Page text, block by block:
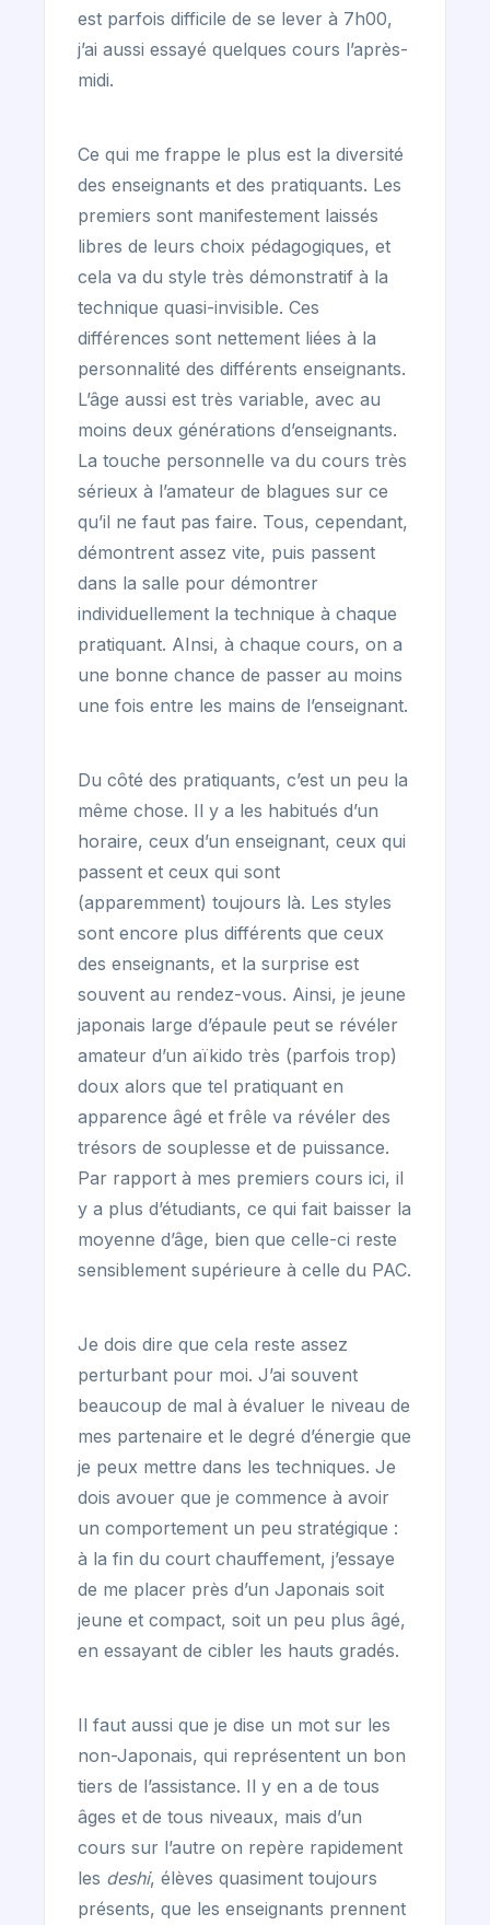
est parfois difficile de se lever à 7h00,
j’ai aussi essayé quelques cours l’après-
midi.
Ce qui me frappe le plus est la diversité
des enseignants et des pratiquants. Les
premiers sont manifestement laissés
libres de leurs choix pédagogiques, et
cela va du style très démonstratif à la
technique quasi-invisible. Ces
différences sont nettement liées à la
personnalité des différents enseignants.
L’âge aussi est très variable, avec au
moins deux générations d’enseignants.
La touche personnelle va du cours très
sérieux à l’amateur de blagues sur ce
qu’il ne faut pas faire. Tous, cependant,
démontrent assez vite, puis passent
dans la salle pour démontrer
individuellement la technique à chaque
pratiquant. AInsi, à chaque cours, on a
une bonne chance de passer au moins
une fois entre les mains de l’enseignant.
Du côté des pratiquants, c’est un peu la
même chose. Il y a les habitués d’un
horaire, ceux d’un enseignant, ceux qui
passent et ceux qui sont
(apparemment) toujours là. Les styles
sont encore plus différents que ceux
des enseignants, et la surprise est
souvent au rendez-vous. Ainsi, je jeune
japonais large d’épaule peut se révéler
amateur d’un aïkido très (parfois trop)
doux alors que tel pratiquant en
apparence âgé et frêle va révéler des
trésors de souplesse et de puissance.
Par rapport à mes premiers cours ici, il
y a plus d’étudiants, ce qui fait baisser la
moyenne d’âge, bien que celle-ci reste
sensiblement supérieure à celle du PAC.
Je dois dire que cela reste assez
perturbant pour moi. J’ai souvent
beaucoup de mal à évaluer le niveau de
mes partenaire et le degré d’énergie que
je peux mettre dans les techniques. Je
dois avouer que je commence à avoir
un comportement un peu stratégique :
à la fin du court chauffement, j’essaye
de me placer près d’un Japonais soit
jeune et compact, soit un peu plus âgé,
en essayant de cibler les hauts gradés.
Il faut aussi que je dise un mot sur les
non-Japonais, qui représentent un bon
tiers de l’assistance. Il y en a de tous
âges et de tous niveaux, mais d’un
cours sur l’autre on repère rapidement
les deshi, élèves quasiment toujours
présents, que les enseignants prennent